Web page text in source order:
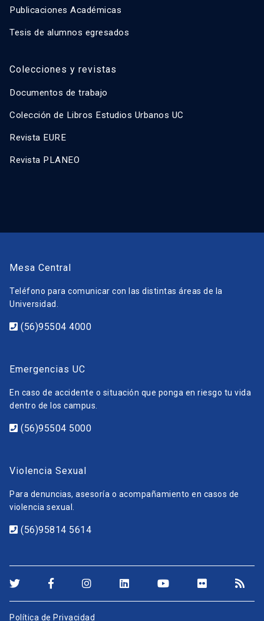
Publicaciones Académicas
Tesis de alumnos egresados
Colecciones y revistas
Documentos de trabajo
Colección de Libros Estudios Urbanos UC
Revista EURE
Revista PLANEO
Mesa Central
Teléfono para comunicar con las distintas áreas de la
Universidad.
(56)95504 4000
Emergencias UC
En caso de accidente o situación que ponga en riesgo tu vida
dentro de los campus.
(56)95504 5000
Violencia Sexual
Para denuncias, asesoría o acompañamiento en casos de
violencia sexual.
(56)95814 5614
Política de Privacidad